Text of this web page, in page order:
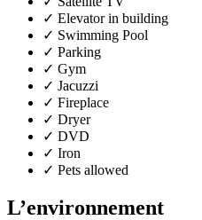
✓ Elevator in building
✓ Swimming Pool
✓ Parking
✓ Gym
✓ Jacuzzi
✓ Fireplace
✓ Dryer
✓ DVD
✓ Iron
✓ Pets allowed
L’environnement